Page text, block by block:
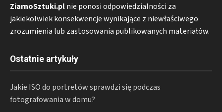
ZiarnoSztuki.plnie ponosi odpowiedzialności za
jakiekolwiek konsekwencje wynikające z niewłaściwego
zrozumienia lub zastosowania publikowanych materiałów.
Ostatnie artykuły
Jakie ISO do portretów sprawdzi się podczas
fotografowania w domu?